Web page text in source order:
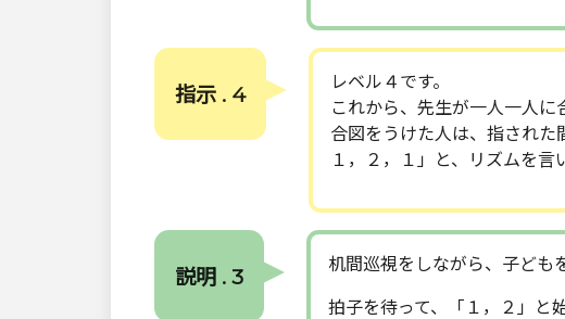
指示 . 4
レベル４です。
これから、先生が一人一人に
合図をうけた人は、指され
１，２，１」と、リズムを言
説明 . 3 机間巡視をしながら、子ども
拍子を待って、「１，２」と